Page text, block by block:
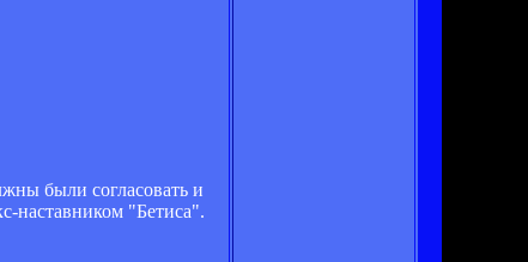
были согласовать и
наставником "Бетиса".